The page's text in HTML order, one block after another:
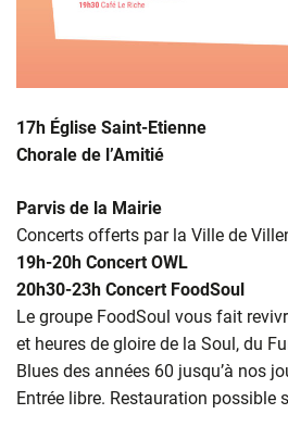
17h Église Saint-Etienne
Chorale de l’Amitié
Parvis de la Mairie
Concerts offerts par la Ville de
19h-20h Concert OWL
20h30-23h Concert FoodSoul
Le groupe FoodSoul vous fait
et heures de gloire de la Soul, du
Blues des années 60 jusqu’à nos
Entrée libre. Restauration possible